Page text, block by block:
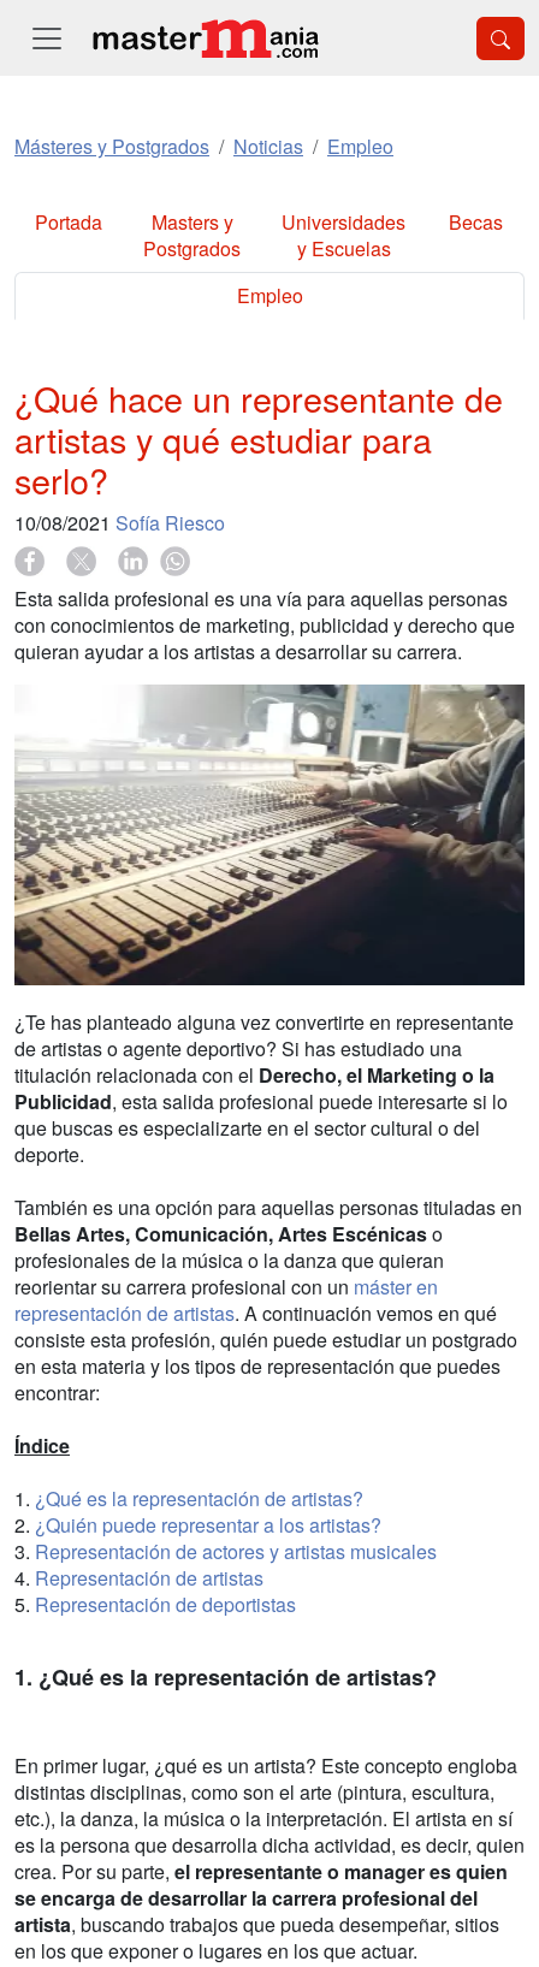
Másteres y Postgrados Noticias Empleo
Portada
Masters y
Postgrados
Universidades
y Escuelas
Becas
Empleo
¿Qué hace un representante de
artistas y qué estudiar para
serlo?
10/08/2021 Sofía Riesco
Esta salida profesional es una vía para aquellas personas
con conocimientos de marketing, publicidad y derecho que
quieran ayudar a los artistas a desarrollar su carrera.
¿Te has planteado alguna vez convertirte en representante
de artistas o agente deportivo? Si has estudiado una
titulación relacionada con el Derecho, el Marketing o la
Publicidad, esta salida profesional puede interesarte si lo
que buscas es especializarte en el sector cultural o del
deporte.
También es una opción para aquellas personas tituladas en
Bellas Artes, Comunicación, Artes Escénicaso
profesionales de la música o la danza que quieran
reorientar su carrera profesional con un máster en
representación de artistas. A continuación vemos en qué
consiste esta profesión, quién puede estudiar un postgrado
en esta materia y los tipos de representación que puedes
encontrar:
Índice
1. ¿Qué es la representación de artistas?
2. ¿Quién puede representar a los artistas?
3. Representación de actores y artistas musicales
4. Representación de artistas
5. Representación de deportistas
1. ¿Qué es la representación de artistas?
En primer lugar, ¿qué es un artista? Este concepto engloba
distintas disciplinas, como son el arte (pintura, escultura,
etc.), la danza, la música o la interpretación. El artista en sí
es la persona que desarrolla dicha actividad, es decir, quien
crea. Por su parte, el representante o manager es quien
se encarga de desarrollar la carrera profesional del
artista, buscando trabajos que pueda desempeñar, sitios
en los que exponer o lugares en los que actuar.